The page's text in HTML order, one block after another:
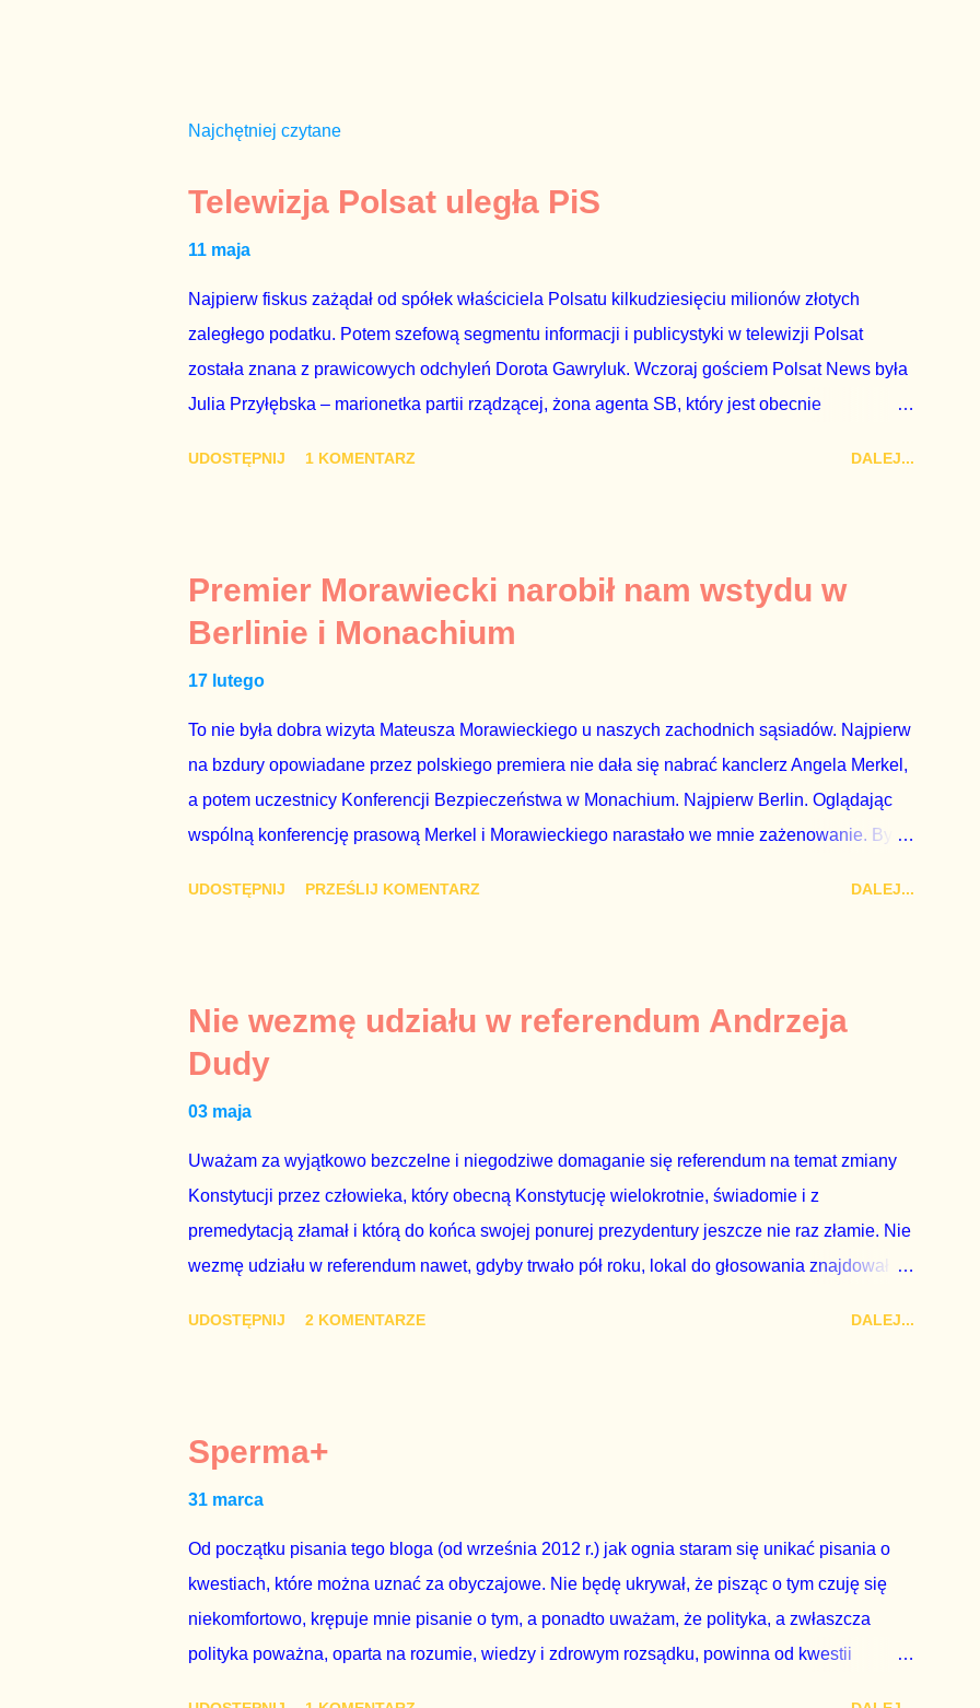
Najchętniej czytane
Telewizja Polsat uległa PiS
11 maja
Najpierw fiskus zażądał od spółek właściciela Polsatu kilkudziesięciu milionów złotych
zaległego podatku. Potem szefową segmentu informacji i publicystyki w telewizji Polsat
została znana z prawicowych odchyleń Dorota Gawryluk. Wczoraj gościem Polsat News była
Julia Przyłębska – marionetka partii rządzącej, żona agenta SB, który jest obecnie
z TVP i TVN nie dorastają do pięt. Smutne, że znowu dał się złamać partii Jarosława
Kaczyńskiego. Znowu, bo w 2007 roku też tak się stało. Na kilka tygodni przed
przedterminowymi wyborami parlamentarnymi do biur Solorza politycy PiS wysłali Agencję
Bezpieczeństwa Wewnętrznego, a kilka dni później...
UDOSTĘPNIJ 1 KOMENTARZ DALEJ...
Premier Morawiecki narobił nam wstydu w
Berlinie i Monachium
17 lutego
To nie była dobra wizyta Mateusza Morawieckiego u naszych zachodnich sąsiadów. Najpierw
na bzdury opowiadane przez polskiego premiera nie dała się nabrać kanclerz Angela Merkel,
a potem uczestnicy Konferencji Bezpieczeństwa w Monachium. Najpierw Berlin. Oglądając
wspólną konferencję prasową Merkel i Morawieckiego narastało we mnie zażenowanie. Było
tym i porównał PKB Polski i Hiszpanii, ale – uwaga – z roku 1951, czyli czasów stalinizmu. To
pewnie dlatego, że nie chciało mu przejść przez gardło pochwalenie gospodarczej sytuacji
naszego kraju z lat 2007-2015. Bardzo to małe i smutne – niegodne premiera polskiego
rządu. Generalnie, M...
UDOSTĘPNIJ PRZEŚLIJ KOMENTARZ DALEJ...
Nie wezmę udziału w referendum Andrzeja
Dudy
03 maja
Uważam za wyjątkowo bezczelne i niegodziwe domaganie się referendum na temat zmiany
Konstytucji przez człowieka, który obecną Konstytucję wielokrotnie, świadomie i z
premedytacją złamał i którą do końca swojej ponurej prezydentury jeszcze nie raz złamie. Nie
wezmę udziału w referendum nawet, gdyby trwało pół roku, lokal do głosowania znajdował
tego referendum nie chce – ani partia rządząca, ani partie opozycyjne. Jeśli w siedzibie PiS
zapadnie decyzja, aby głosować zgodnie z wolą Dudy, obowiązkiem każdego przyzwoitego
człowieka i szanującego podstawowe reguły demokraty jest takie referendum zbojkotować. W
procedurze zmiany Konstytu...
UDOSTĘPNIJ 2 KOMENTARZE DALEJ...
Sperma+
31 marca
Od początku pisania tego bloga (od września 2012 r.) jak ognia staram się unikać pisania o
kwestiach, które można uznać za obyczajowe. Nie będę ukrywał, że pisząc o tym czuję się
niekomfortowo, krępuje mnie pisanie o tym, a ponadto uważam, że polityka, a zwłaszcza
polityka poważna, oparta na rozumie, wiedzy i zdrowym rozsądku, powinna od kwestii